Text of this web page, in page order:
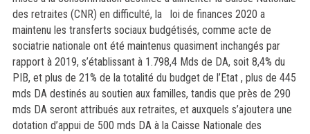
des retraites (CNR) en difficulté, la loi de finances 2020 a
maintenu les transferts sociaux budgétisés, comme acte de
sociatrie nationale ont été maintenus quasiment inchangés par
rapport à 2019, s’établissant à 1.798,4 Mds de DA, soit 8,4% du
PIB, et plus de 21% de la totalité du budget de l’Etat , plus de 445
mds DA destinés au soutien aux familles, tandis que près de 290
mds DA seront attribués aux retraites, et auxquels s’ajoutera une
dotation d’appui de 500 mds DA à la Caisse Nationale des